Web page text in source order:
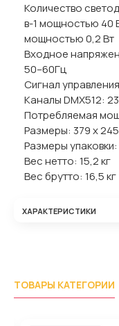
Количество
в-1 мощностью 40
мощностью 0,2 Вт
Входное
50–60Гц
Сигнал
Каналы DMX512:
Потребляемая
Размеры: 379 х
Размеры
Вес нетто: 15,2 кг
Вес брутто: 16,5 кг
ХАРАКТЕРИСТИКИ
ТОВАРЫ КАТЕГОРИИ